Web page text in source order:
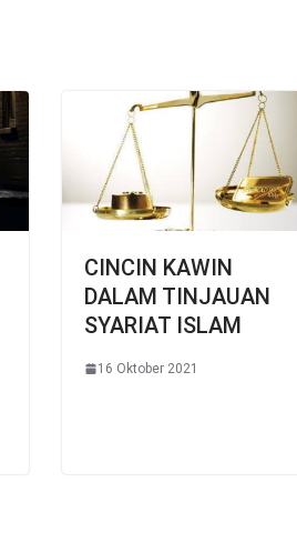
CINCIN KAWIN
DALAM TINJAUAN
SYARIAT ISLAM
16 Oktober 2021